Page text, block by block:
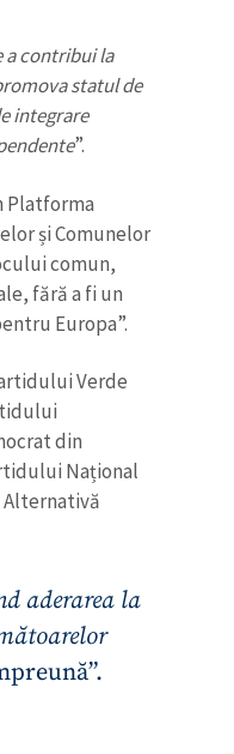
a contribui la
statul de
integrare
”.
Platforma
și Comunelor
comun,
fără a fi un
Europa”.
Verde
din
Național
Alternativă
aderarea la